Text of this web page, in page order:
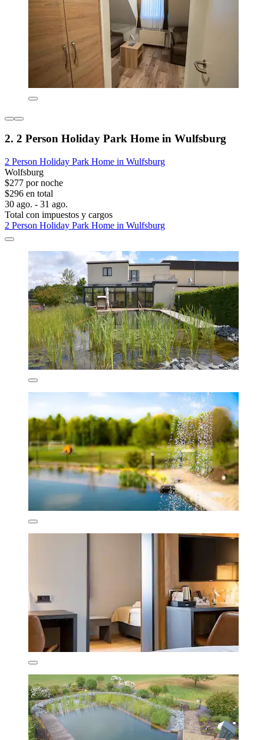
2. 2 Person Holiday Park Home in Wulfsburg
2 Person Holiday Park Home in Wulfsburg
Wolfsburg
$277 por noche
$296 en total
30 ago. - 31 ago.
Total con impuestos y cargos
2 Person Holiday Park Home in Wulfsburg